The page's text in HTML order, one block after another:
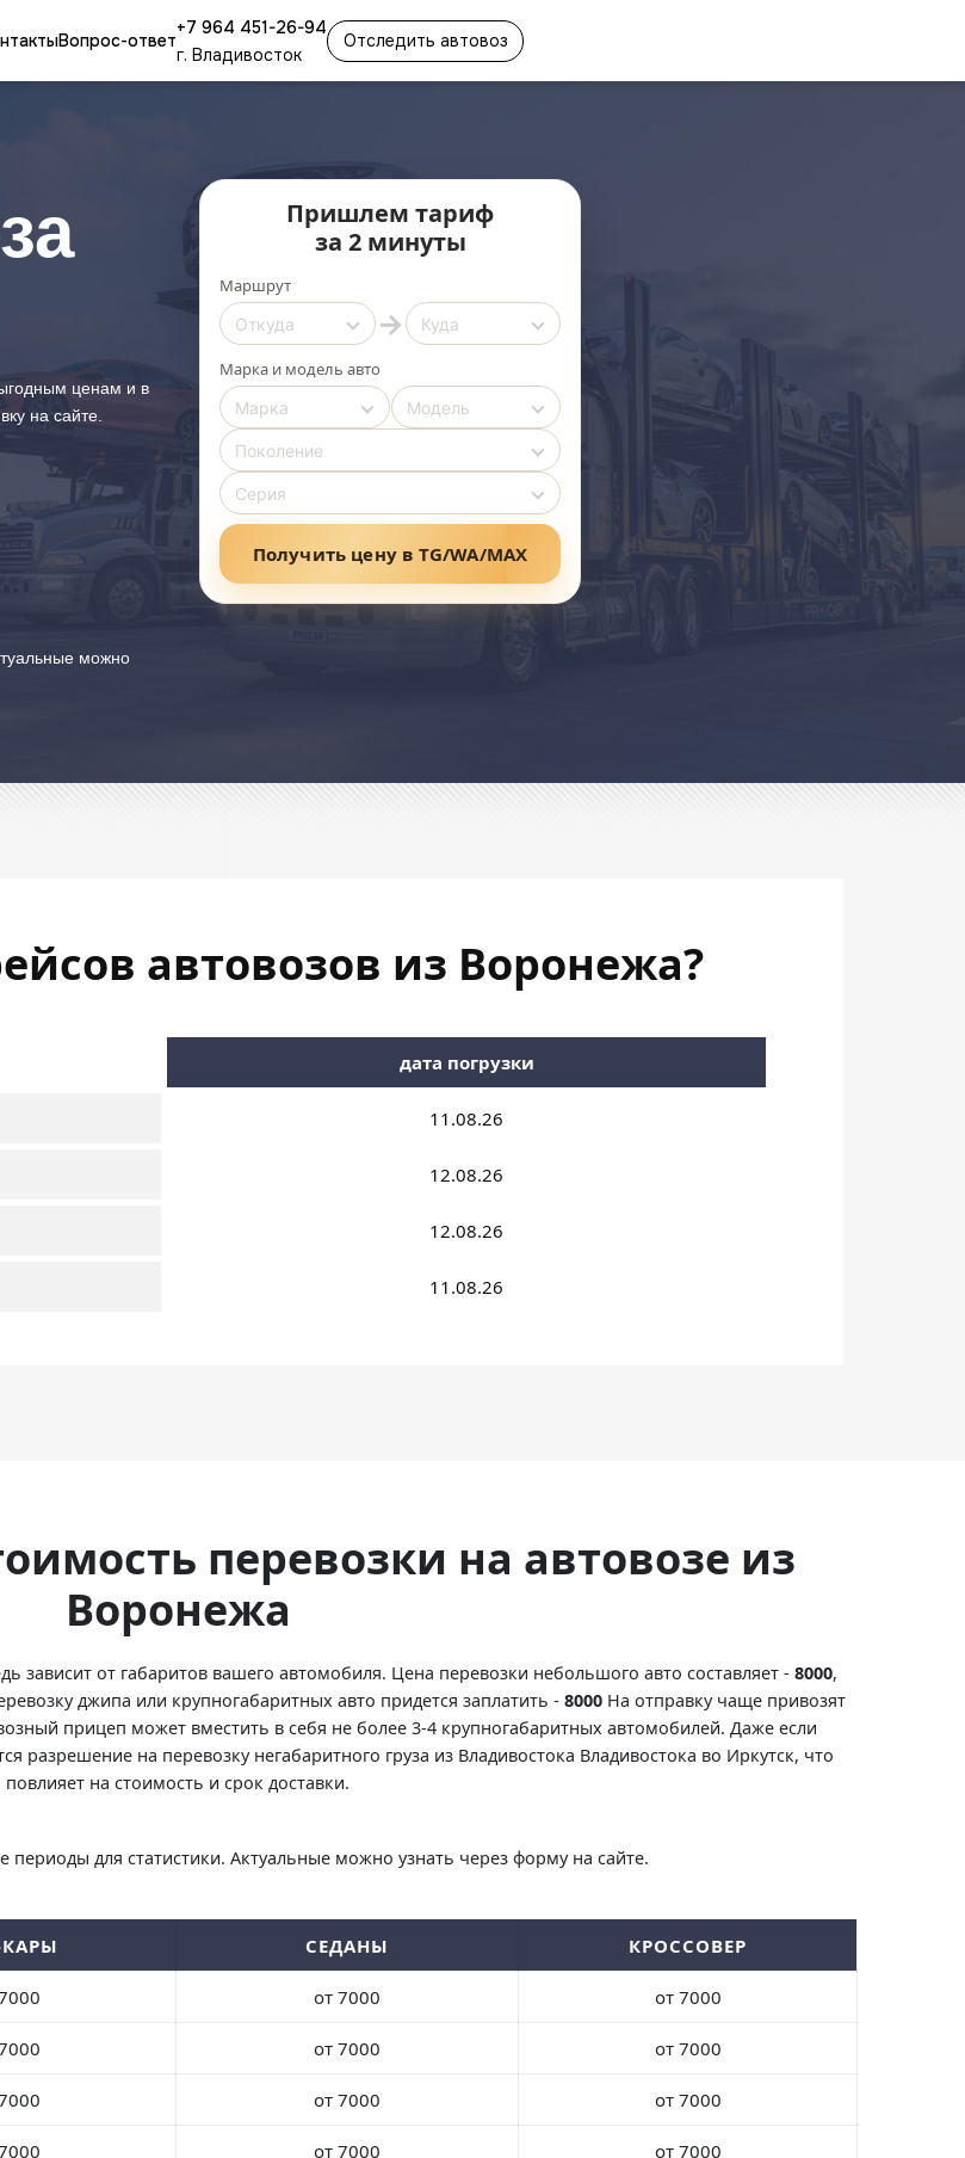
Вопрос-ответ
+7 964 451-26-94
г. Владивосток
Отследить автовоз
ценам и в
на сайте.
можно
Пришлем тариф
за 2 минуты
Маршрут
→
Марка и модель авто
Получить цену в TG/WA/MAX
автовозов из Воронежа?
дата погрузки
11.08.26
12.08.26
12.08.26
11.08.26
перевозки на автовозе из
Воронежа
зависит от габаритов вашего автомобиля. Цена перевозки небольшого авто составляет - 8000,
джипа или крупногабаритных авто придется заплатить - 8000 На отправку чаще привозят
прицеп может вместить в себя не более 3-4 крупногабаритных автомобилей. Даже если
разрешение на перевозку негабаритного груза из Владивостока Владивостока во Иркутск, что
повлияет на стоимость и срок доставки.
для статистики. Актуальные можно узнать через форму на сайте.
СЕДАНЫ КРОССОВЕР
от 7000 от 7000
от 7000 от 7000
от 7000 от 7000
от 7000 от 7000